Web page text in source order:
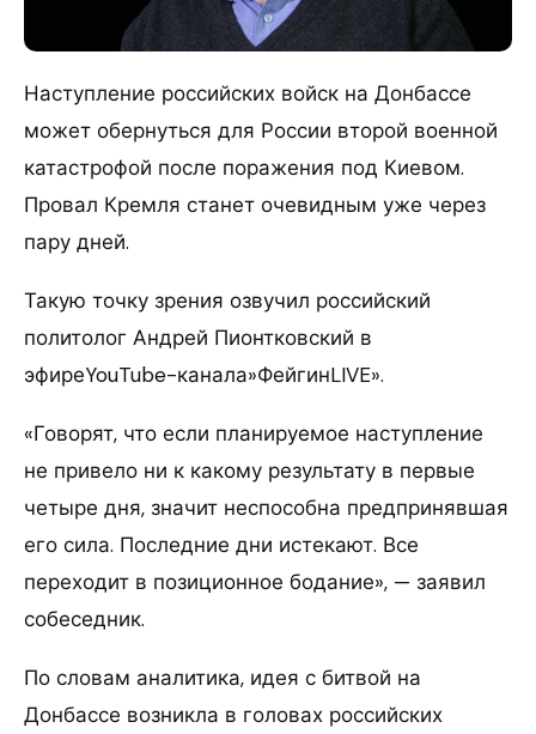
Наступление российских войск на Донбассе
может обернуться для России второй военной
катастрофой после поражения под Киевом.
Провал Кремля станет очевидным уже через
пару дней.
Такую точку зрения озвучил российский
политолог Андрей Пионтковский в
эфиреYouTube-канала»ФейгинLIVE».
«Говорят, что если планируемое наступление
не привело ни к какому результату в первые
четыре дня, значит неспособна предпринявшая
его сила. Последние дни истекают. Все
переходит в позиционное бодание», — заявил
собеседник.
По словам аналитика, идея с битвой на
Донбассе возникла в головах российских